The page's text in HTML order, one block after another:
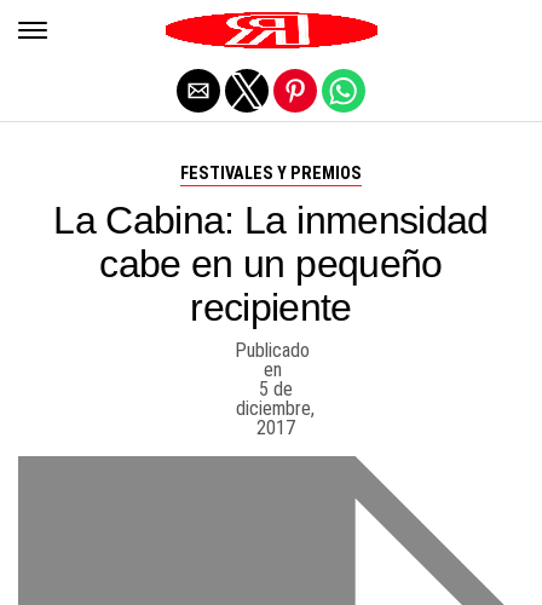
FESTIVALES Y PREMIOS
La Cabina: La inmensidad
cabe en un pequeño
recipiente
Publicado
en
5 de
diciembre,
2017
Salir de la versión móvil